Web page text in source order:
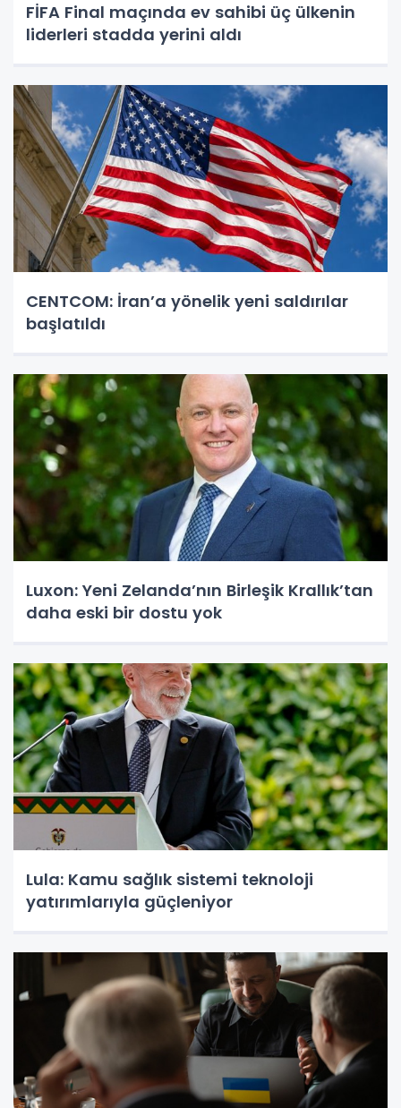
FİFA Final maçında ev sahibi üç ülkenin
liderleri stadda yerini aldı
CENTCOM: İran’a yönelik yeni saldırılar
başlatıldı
Luxon: Yeni Zelanda’nın Birleşik Krallık’tan
daha eski bir dostu yok
Lula: Kamu sağlık sistemi teknoloji
yatırımlarıyla güçleniyor